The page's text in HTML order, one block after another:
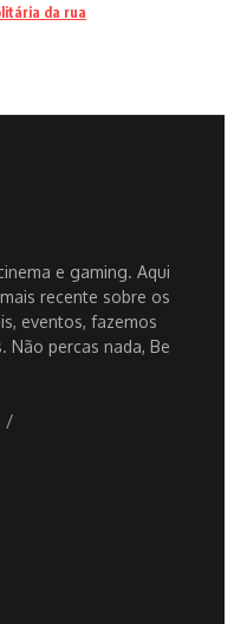
da rua
e gaming. Aqui
recente sobre os
eventos, fazemos
Não percas nada, Be
/